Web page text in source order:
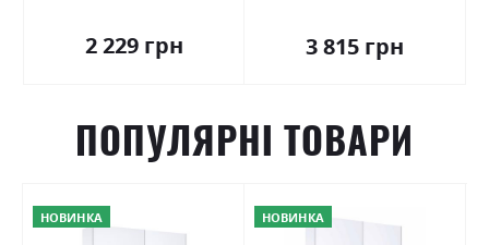
2 229 грн 3 815 грн
ПОПУЛЯРНІ ТОВАРИ
НОВИНКА НОВИНКА